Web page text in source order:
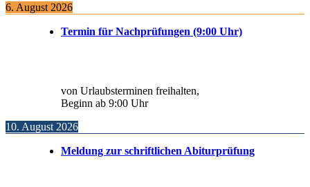
6. August 2026
Termin für Nachprüfungen (9:00 Uhr)
von Urlaubsterminen freihalten,
Beginn ab 9:00 Uhr
10. August 2026
Meldung zur schriftlichen Abiturprüfung